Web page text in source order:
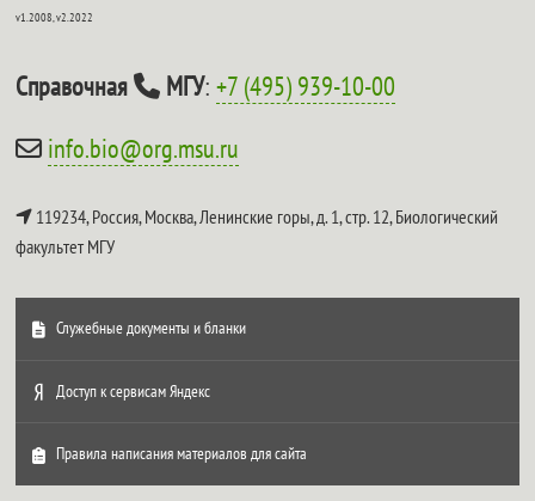
v1.2008, v2.2022
Справочная МГУ:+7 (495) 939-10-00
info.bio@org.msu.ru
119234, Россия, Москва, Ленинские горы, д. 1, стр. 12,Биологический
факультет МГУ
Служебные документы и бланки
Доступ к сервисам Яндекс
Правила написания материалов для сайта